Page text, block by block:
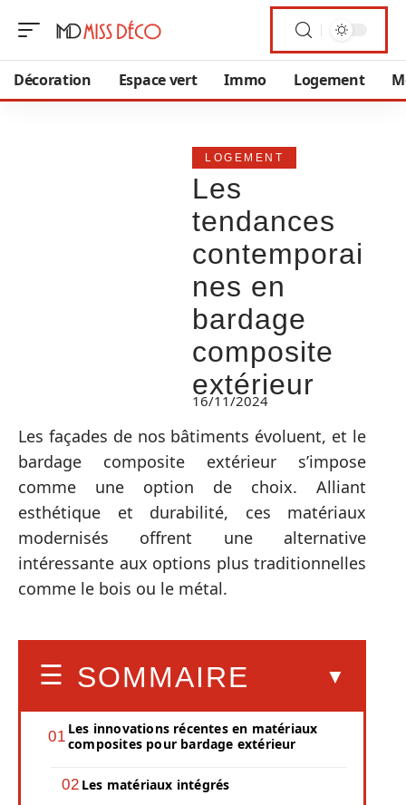
Décoration Espace vert Immo Logement
LOGEMENT
Les
tendances
contemporai
nes en
bardage
composite
extérieur
16/11/2024
Les façades de nos bâtiments évoluent, et le
bardage composite extérieur s’impose
comme une option de choix. Alliant
esthétique et durabilité, ces matériaux
modernisés offrent une alternative
intéressante aux options plus traditionnelles
comme le bois ou le métal.
SOMMAIRE
Les innovations récentes en matériaux
composites pour bardage extérieur
Les matériaux intégrés